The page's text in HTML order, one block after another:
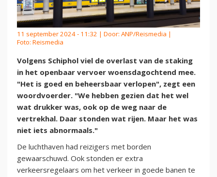
11 september 2024 - 11:32 | Door: ANP/Reismedia |
Foto: Reismedia
Volgens Schiphol viel de overlast van de staking
in het openbaar vervoer woensdagochtend mee.
"Het is goed en beheersbaar verlopen", zegt een
woordvoerder. "We hebben gezien dat het wel
wat drukker was, ook op de weg naar de
vertrekhal. Daar stonden wat rijen. Maar het was
niet iets abnormaals."
De luchthaven had reizigers met borden
gewaarschuwd. Ook stonden er extra
verkeersregelaars om het verkeer in goede banen te